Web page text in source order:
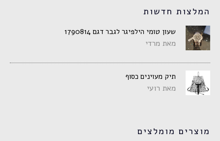
המלצות חדשות
שעון טומי הילפיגר לגבר דגם 1790814
מאת מרדי
תיק מעוינים כסוף
מאת רועי
מוצרים מומלצים